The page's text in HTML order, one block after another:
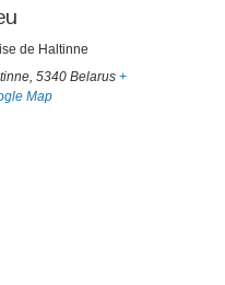
de Haltinne
, 5340 Belarus +
Map